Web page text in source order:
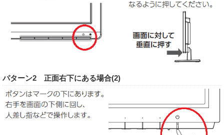
パターン2 正面右下にある場合(2)